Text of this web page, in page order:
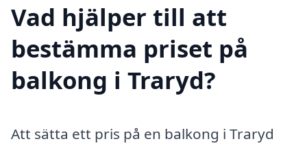
Vad hjälper till att
bestämma priset på
balkong i Traryd?
Att sätta ett pris på en balkong i Traryd